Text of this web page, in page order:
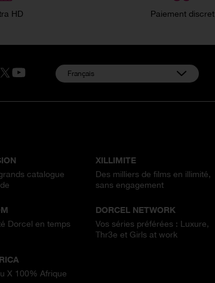
HD Paiement discret
Français
catalogue
XILLIMITE
Des milliers de films en illimité,
sans engagement
Dorcel en temps
DORCEL NETWORK
Vos séries préférées : Luxure,
Thr3e et Girls at work
X 100% Afrique